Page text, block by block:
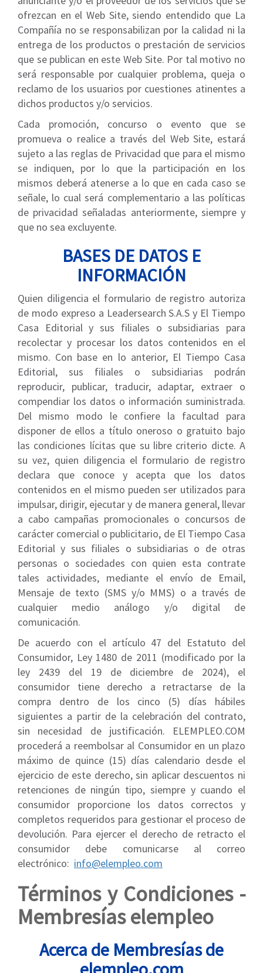
ofrezcan en el Web Site, siendo entendido que La
Compañía no se responsabilizan por la calidad ni la
entrega de los productos o prestación de servicios
que se publican en este Web Site. Por tal motivo no
será responsable por cualquier problema, queja o
reclamo de los usuarios por cuestiones atinentes a
dichos productos y/o servicios.
Cada promoción, concurso o evento que se
promueva o realice a través del Web Site, estará
sujeto a las reglas de Privacidad que para el mismo
se indiquen, por lo que la participación en los
mismos deberá atenerse a lo que en cada caso se
señale, lo cual será complementario a las políticas
de privacidad señaladas anteriormente, siempre y
que no sea excluyente.
BASES DE DATOS E
INFORMACIÓN
Quien diligencia el formulario de registro autoriza
de modo expreso a Leadersearch S.A.S y El Tiempo
Casa Editorial y sus filiales o subsidiarias para
recolectar y procesar los datos contenidos en el
mismo. Con base en lo anterior, El Tiempo Casa
Editorial, sus filiales o subsidiarias podrán
reproducir, publicar, traducir, adaptar, extraer o
compendiar los datos o información suministrada.
Del mismo modo le confiere la facultad para
disponer de ellos a título oneroso o gratuito bajo
las condiciones lícitas que su libre criterio dicte. A
su vez, quien diligencia el formulario de registro
declara que conoce y acepta que los datos
contenidos en el mismo pueden ser utilizados para
impulsar, dirigir, ejecutar y de manera general, llevar
a cabo campañas promocionales o concursos de
carácter comercial o publicitario, de El Tiempo Casa
Editorial y sus filiales o subsidiarias o de otras
personas o sociedades con quien esta contrate
tales actividades, mediante el envío de Email,
Mensaje de texto (SMS y/o MMS) o a través de
cualquier medio análogo y/o digital de
comunicación.
De acuerdo con el artículo 47 del Estatuto del
Consumidor, Ley 1480 de 2011 (modificado por la
ley 2439 del 19 de diciembre de 2024), el
consumidor tiene derecho a retractarse de la
compra dentro de los cinco (5) días hábiles
siguientes a partir de la celebración del contrato,
sin necesidad de justificación. ELEMPLEO.COM
procederá a reembolsar al Consumidor en un plazo
máximo de quince (15) días calendario desde el
ejercicio de este derecho, sin aplicar descuentos ni
retenciones de ningún tipo, siempre y cuando el
consumidor proporcione los datos correctos y
completos requeridos para gestionar el proceso de
devolución. Para ejercer el derecho de retracto el
consumidor debe comunicarse al correo
electrónico: info@elempleo.com
Términos y Condiciones -
Membresías elempleo
Acerca de Membresías de